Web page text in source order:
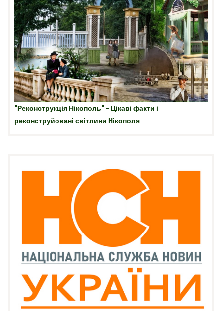
"Реконструкція Нікополь" - Цікаві факти і
реконструйовані світлини Нікополя